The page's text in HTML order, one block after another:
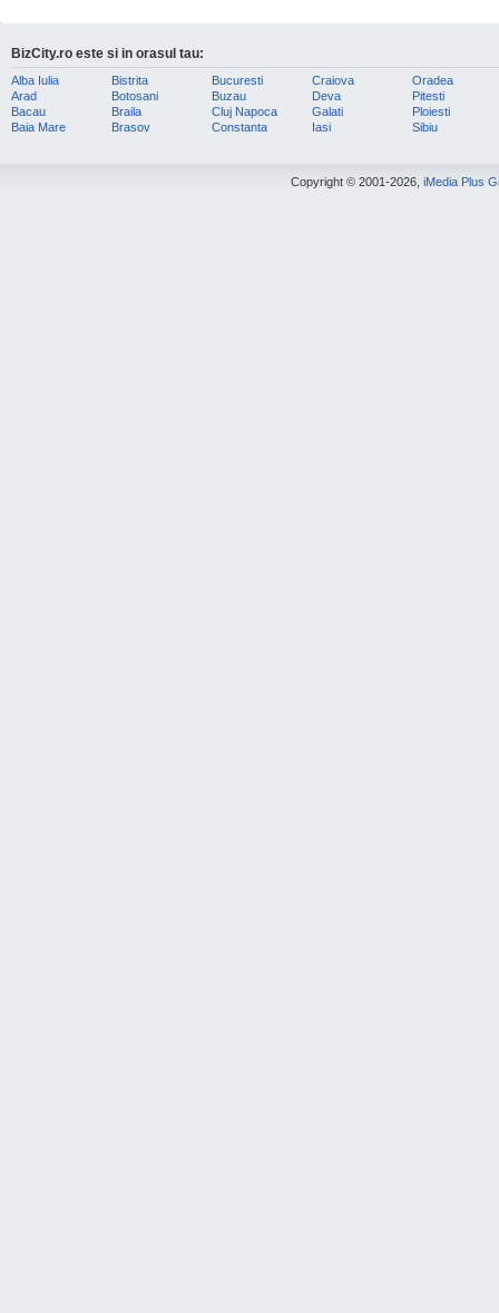
BizCity.ro este si in orasul tau:
Alba Iulia
Arad
Bacau
Baia Mare
Bistrita
Botosani
Braila
Brasov
Bucuresti
Buzau
Cluj Napoca
Constanta
Craiova
Deva
Galati
Iasi
Oradea
Pitesti
Ploiesti
Sibiu
Copyright © 2001-2026, iMedia Plus